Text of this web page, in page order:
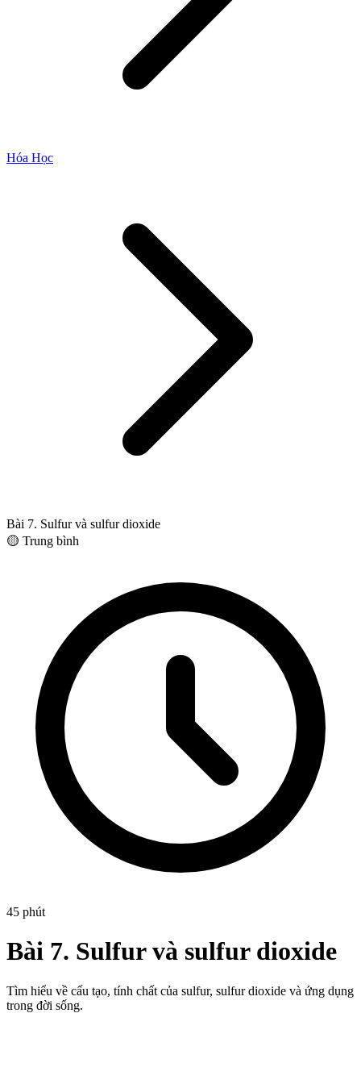
Hóa Học
Bài 7. Sulfur và sulfur dioxide
🟡 Trung bình
45 phút
Bài 7. Sulfur và sulfur dioxide
Tìm hiểu về cấu tạo, tính chất của sulfur, sulfur dioxide và ứng dụng
trong đời sống.